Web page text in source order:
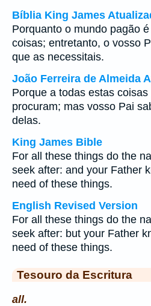
Bíblia King James
Porquanto o mundo pagão
coisas; entretanto, o vosso
que as necessitais.
João Ferreira de Almeida
Porque a todas estas
procuram; mas vosso Pai
delas.
King James Bible
For all these things do the
seek after: and your Father
need of these things.
English Revised Version
For all these things do the
seek after: but your Father
need of these things.
Tesouro da Escritura
all.